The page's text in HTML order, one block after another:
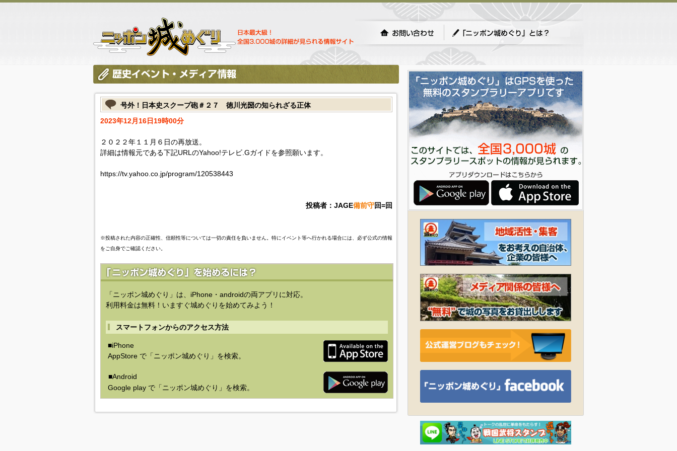
号外！日本史スクープ砲＃２７ 徳川光圀の知られざる正体
2023年12月16日19時00分
２０２２年１１月６日の再放送。
詳細は情報元である下記URLのYahoo!テレビ.Gガイドを参照願います。
https://tv.yahoo.co.jp/program/120538443
投稿者：JAGE備前守回=回
※投稿された内容の正確性、信頼性等については一切の責任を負いません。特にイベント等へ行かれる場合には、必ず公式の情報
をご自身でご確認ください。
「ニッポン城めぐり」は、iPhone・androidの両アプリに対応。
利用料金は無料！いますぐ城めぐりを始めてみよう！
スマートフォンからのアクセス方法
■iPhone
AppStore で「ニッポン城めぐり」を検索。
■Android
Google play で「ニッポン城めぐり」を検索。